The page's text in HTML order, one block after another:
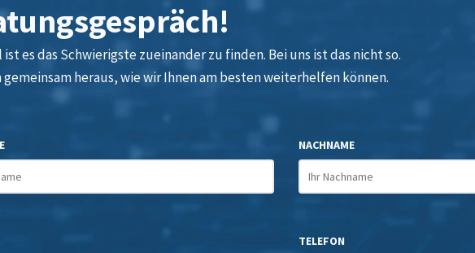
ist es das Schwierigste zueinander zu finden. Bei uns ist das nicht so.
gemeinsam heraus, wie wir Ihnen am besten weiterhelfen können.
NACHNAME
TELEFON